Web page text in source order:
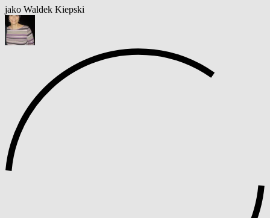
jako Waldek Kiepski